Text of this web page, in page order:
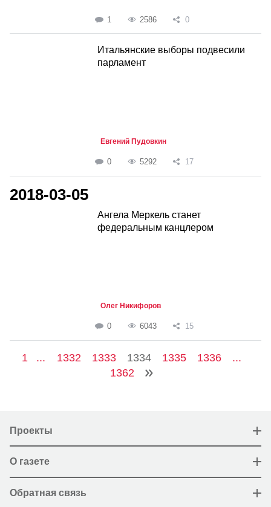
1 2586 0
Итальянские выборы подвесили
парламент
Евгений Пудовкин
0 5292 17
2018-03-05
Ангела Меркель станет
федеральным канцлером
Олег Никифоров
0 6043 15
1 ... 1332 1333 1334 1335 1336
...
1362
Проекты
О газете
Обратная связь